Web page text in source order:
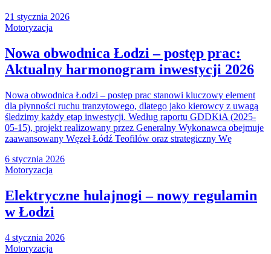
21 stycznia 2026
Motoryzacja
Nowa obwodnica Łodzi – postęp prac:
Aktualny harmonogram inwestycji 2026
Nowa obwodnica Łodzi – postęp prac stanowi kluczowy element
dla płynności ruchu tranzytowego, dlatego jako kierowcy z uwagą
śledzimy każdy etap inwestycji. Według raportu GDDKiA (2025-
05-15), projekt realizowany przez Generalny Wykonawca obejmuje
zaawansowany Węzeł Łódź Teofilów oraz strategiczny Wę
6 stycznia 2026
Motoryzacja
Elektryczne hulajnogi – nowy regulamin
w Łodzi
4 stycznia 2026
Motoryzacja